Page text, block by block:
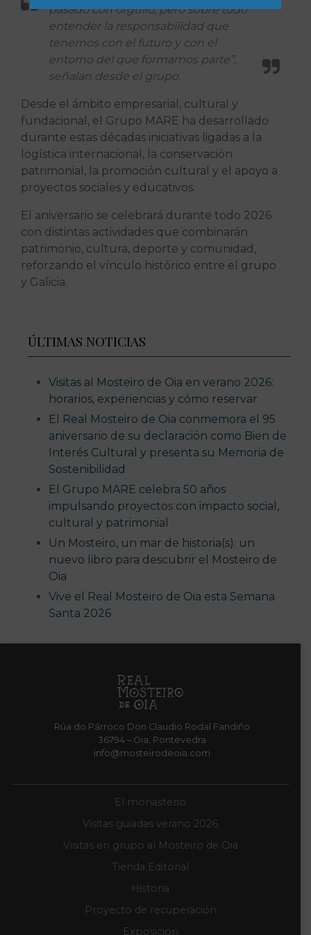
pasado con orgullo, pero sobre todo
entender la responsabilidad que
tenemos con el futuro y con el
entorno del que formamos parte”,
señalan desde el grupo.
Desde el ámbito empresarial, cultural y
fundacional, el Grupo MARE ha desarrollado
durante estas décadas iniciativas ligadas a la
logística internacional, la conservación
patrimonial, la promoción cultural y el apoyo a
proyectos sociales y educativos.
El aniversario se celebrará durante todo 2026
con distintas actividades que combinarán
patrimonio, cultura, deporte y comunidad,
reforzando el vínculo histórico entre el grupo
y Galicia.
ÚLTIMAS NOTICIAS
Visitas al Mosteiro de Oia en verano 2026:
horarios, experiencias y cómo reservar
El Real Mosteiro de Oia conmemora el 95
aniversario de su declaración como Bien de
Interés Cultural y presenta su Memoria de
Sostenibilidad
El Grupo MARE celebra 50 años
impulsando proyectos con impacto social,
cultural y patrimonial
Un Mosteiro, un mar de historia(s): un
nuevo libro para descubrir el Mosteiro de
Oia
Vive el Real Mosteiro de Oia esta Semana
Santa 2026
Rúa do Párroco Don Claudio Rodal Fandiño
36794 – Oia, Pontevedra
info@mosteirodeoia.com
El monasterio
Visitas guiadas verano 2026
Visitas en grupo al Mosteiro de Oia
Tienda Editorial
Historia
Proyecto de recuperación
Exposición